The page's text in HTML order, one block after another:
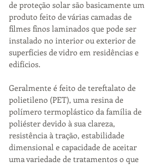
de proteção solar são basicamente um
produto feito de várias camadas de
filmes finos laminados que pode ser
instalado no interior ou exterior de
superfícies de vidro em residências e
edifícios.
Geralmente é feito de tereftalato de
polietileno (PET), uma resina de
polímero termoplástico da família de
poliéster devido à sua clareza,
resistência à tração, estabilidade
dimensional e capacidade de aceitar
uma variedade de tratamentos o que